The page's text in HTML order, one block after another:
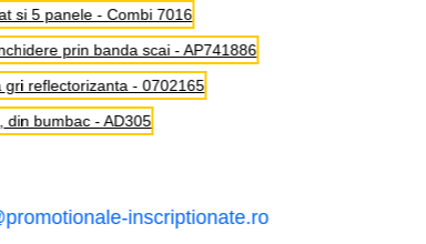
inscriptionate.ro